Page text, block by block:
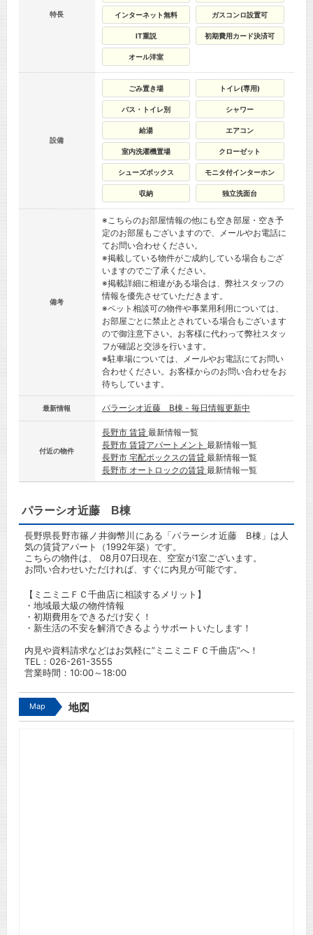
特長 インターネット無料 ガスコンロ設置可
IT重説 初期費用カード決済可
オール洋室
設備
ごみ置き場 トイレ(専用)
バス・トイレ別 シャワー
給湯 エアコン
室内洗濯機置場 クローゼット
シューズボックス モニタ付インターホン
収納 独立洗面台
備考
※こちらのお部屋情報の他にも空き部屋・空き予
定のお部屋もございますので、メールやお電話に
てお問い合わせください。
※掲載している物件がご成約している場合もござ
いますのでご了承ください。
※掲載詳細に相違がある場合は、弊社スタッフの
情報を優先させていただきます。
※ペット相談可の物件や事業用利用については、
お部屋ごとに禁止とされている場合もございます
ので御注意下さい。お客様に代わって弊社スタッ
フが確認と交渉を行います。
※駐車場については、メールやお電話にてお問い
合わせください。お客様からのお問い合わせをお
待ちしています。
最新情報 パラーシオ近藤 B棟 - 毎日情報更新中
付近の物件
長野市 賃貸 最新情報一覧
長野市 賃貸アパートメント 最新情報一覧
長野市 宅配ボックスの賃貸 最新情報一覧
長野市 オートロックの賃貸 最新情報一覧
パラーシオ近藤 B棟
長野県長野市篠ノ井御幣川にある「パラーシオ近藤 B棟」は人
気の賃貸アパート（1992年築）です。
こちらの物件は、 08月07日現在、空室が1室ございます。
お問い合わせいただければ、すぐに内見が可能です。
【ミニミニＦＣ千曲店に相談するメリット】
・地域最大級の物件情報
・初期費用をできるだけ安く！
・新生活の不安を解消できるようサポートいたします！
内見や資料請求などはお気軽に”ミニミニＦＣ千曲店”へ！
TEL： 026-261-3555
営業時間：10:00～18:00
Map 地図